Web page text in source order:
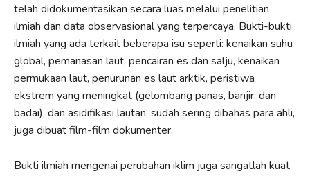
telah didokumentasikan secara luas melalui penelitian
ilmiah dan data observasional yang terpercaya. Bukti-bukti
ilmiah yang ada terkait beberapa isu seperti: kenaikan suhu
global, pemanasan laut, pencairan es dan salju, kenaikan
permukaan laut, penurunan es laut arktik, peristiwa
ekstrem yang meningkat (gelombang panas, banjir, dan
badai), dan asidifikasi lautan, sudah sering dibahas para ahli,
juga dibuat film-film dokumenter.
Bukti ilmiah mengenai perubahan iklim juga sangatlah kuat